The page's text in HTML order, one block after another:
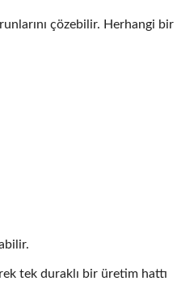
çözebilir. Herhangi bir
tek duraklı bir üretim hattı